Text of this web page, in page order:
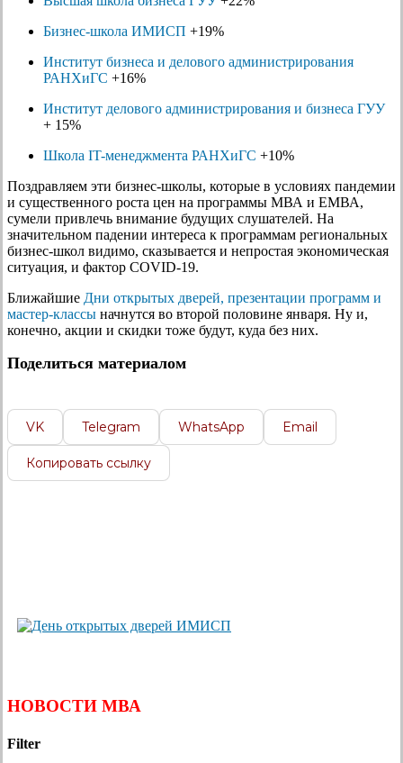
Бизнес-школа ИМИСП +19%
Институт бизнеса и делового администрирования
РАНХиГС +16%
Институт делового администрирования и бизнеса ГУУ
+ 15%
Школа IT-менеджмента РАНХиГС +10%
Поздравляем эти бизнес-школы, которые в условиях пандемии
и существенного роста цен на программы МВА и ЕМВА,
сумели привлечь внимание будущих слушателей. На
значительном падении интереса к программам региональных
бизнес-школ видимо, сказывается и непростая экономическая
ситуация, и фактор COVID-19.
Ближайшие Дни открытых дверей, презентации программ и
мастер-классы начнутся во второй половине января. Ну и,
конечно, акции и скидки тоже будут, куда без них.
Поделиться материалом
VK Telegram WhatsApp Email
Копировать ссылку
НОВОСТИ МВА
Filter